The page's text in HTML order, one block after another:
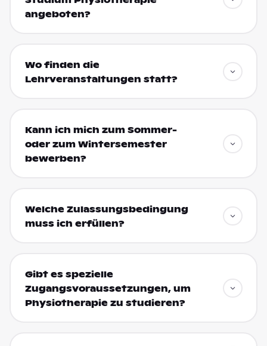
angeboten?
Wo finden die
Lehrveranstaltungen statt?
Kann ich mich zum Sommer-
oder zum Wintersemester
bewerben?
Welche Zulassungsbedingung
muss ich erfüllen?
Gibt es spezielle
Zugangsvoraussetzungen, um
Physiotherapie zu studieren?